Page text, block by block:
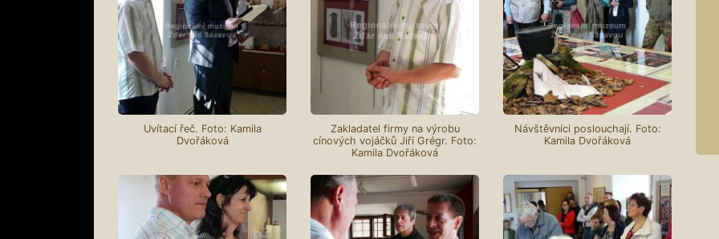
Uvítací řeč. Foto: Kamila
Dvořáková
Zakladatel firmy na výrobu
cínových vojáčků Jiří Grégr. Foto:
Kamila Dvořáková
Návštěvníci poslouchají. Foto:
Kamila Dvořáková